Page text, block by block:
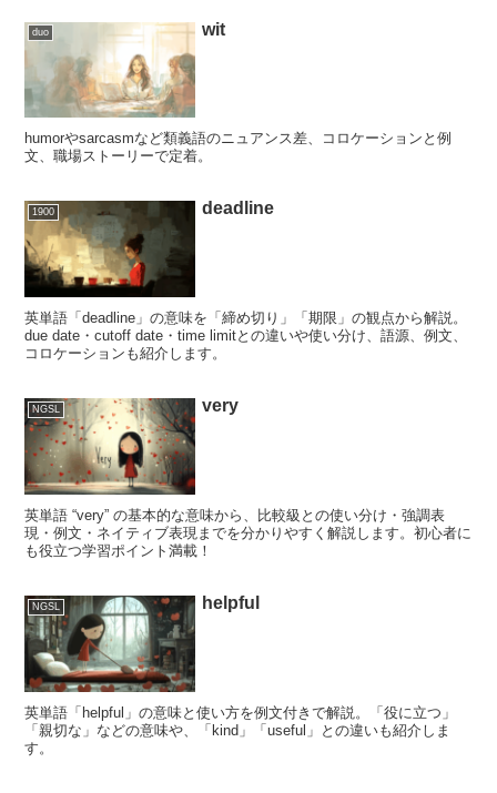
duo wit
humorやsarcasmなど類義語のニュアンス差、コロケーションと例
文、職場ストーリーで定着。
1900 deadline
英単語「deadline」の意味を「締め切り」「期限」の観点から解説。
due date・cutoff date・time limitとの違いや使い分け、語源、例文、
コロケーションも紹介します。
NGSL very
英単語 “very” の基本的な意味から、比較級との使い分け・強調表
現・例文・ネイティブ表現までを分かりやすく解説します。初心者に
も役立つ学習ポイント満載！
NGSL helpful
英単語「helpful」の意味と使い方を例文付きで解説。「役に立つ」
「親切な」などの意味や、「kind」「useful」との違いも紹介しま
す。